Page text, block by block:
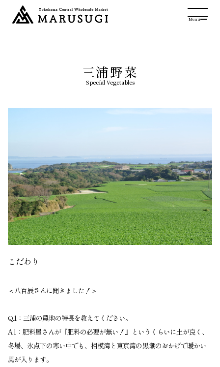
Menu
三浦野菜
Special Vegetables
こだわり
＜八百辰さんに聞きました！＞
Q.1：三浦の農地の特長を教えてください。
A.1：肥料屋さんが『肥料の必要が無い！』というくらいに土が良く、
冬場、氷点下の寒い中でも、相模湾と東京湾の黒潮のおかげで暖かい
風が入ります。